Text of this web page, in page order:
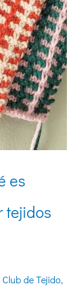
es
tejidos
de Tejido,